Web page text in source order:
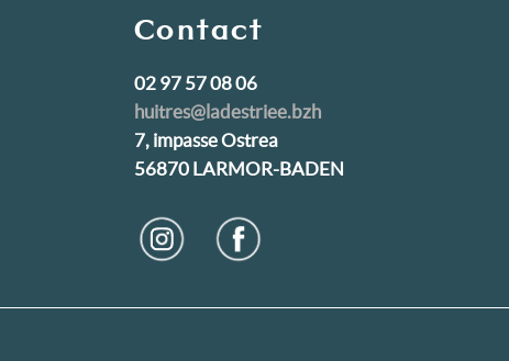
Contact
02 97 57 08 06
huitres@ladestriee.bzh
7, impasse Ostrea
56870 LARMOR-BADEN